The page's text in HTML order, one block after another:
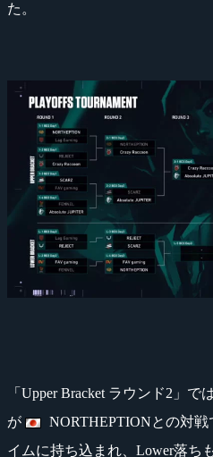
た。
「Upper Bracket ラウンド2」で
が
NORTHEPTIONとの対
イムに持ち込まれ、Lower落ち